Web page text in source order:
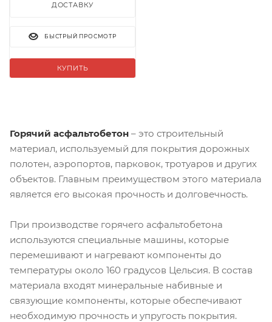
КУПИТЬ
ДОСТАВКУ
БЫСТРЫЙ ПРОСМОТР
Горячий асфальтобетон – это строительный
материал, используемый для покрытия дорожных
полотен, аэропортов, парковок, тротуаров и других
объектов. Главным преимуществом этого материала
является его высокая прочность и долговечность.
При производстве горячего асфальтобетона
используются специальные машины, которые
перемешивают и нагревают компоненты до
температуры около 160 градусов Цельсия. В состав
материала входят минеральные набивные и
связующие компоненты, которые обеспечивают
необходимую прочность и упругость покрытия.